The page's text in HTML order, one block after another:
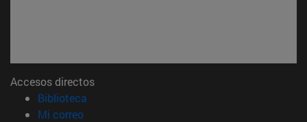
Accesos directos
Biblioteca
Mi correo(abre en nueva ventana)